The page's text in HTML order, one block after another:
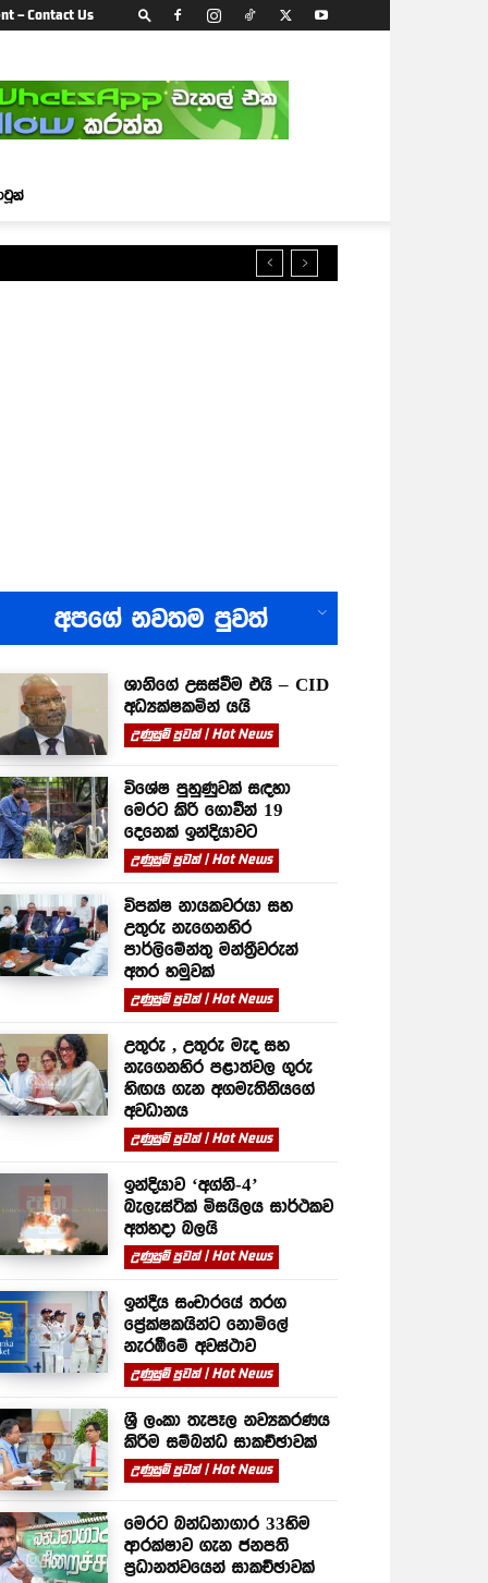
– Contact Us
අපගේ නවතම පුවත්
ශානිගේ උසස්වීම එයි – CID
අධ්‍යක්ෂකමින් යයි
උණුසුම් පුවත් | Hot News
විශේෂ පුහුණුවක් සඳහා
මෙරට කිරි ගොවීන් 19
දෙනෙක් ඉන්දියාවට
උණුසුම් පුවත් | Hot News
විපක්ෂ නායකවරයා සහ
උතුරු නැගෙනහිර
පාර්ලිමේන්තු මන්ත්‍රීවරුන්
අතර හමුවක්
උණුසුම් පුවත් | Hot News
උතුරු , උතුරු මැද සහ
නැගෙනහිර පළාත්වල ගුරු
හිඟය ගැන අගමැතිනියගේ
අවධානය
උණුසුම් පුවත් | Hot News
ඉන්දියාව ‘අග්නි-4’
බැලැස්ටික් මිසයිලය සාර්ථකව
අත්හදා බලයි
උණුසුම් පුවත් | Hot News
ඉන්දීය සංචාරයේ තරග
ප්‍රේක්ෂකයින්ට නොමිලේ
නැරඹීමේ අවස්ථාව
උණුසුම් පුවත් | Hot News
ශ්‍රී ලංකා තැපෑල නව්‍යකරණය
කිරීම සම්බන්ධ සාකච්ඡාවක්
උණුසුම් පුවත් | Hot News
මෙරට බන්ධනාගාර 33හිම
ආරක්ෂාව ගැන ජනපති
ප්‍රධානත්වයෙන් සාකච්ඡාවක්